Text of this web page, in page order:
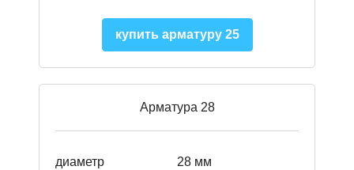
купить арматуру 25
Арматура 28
диаметр 28 мм